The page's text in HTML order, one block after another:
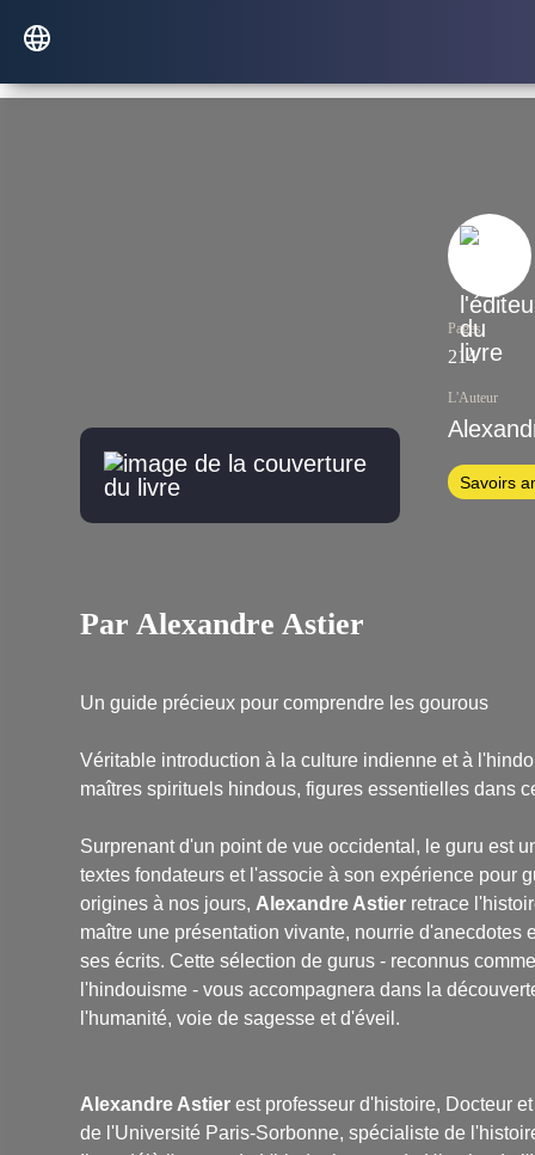
Pages
214
L'Auteur
Savoirs
Par Alexandre Astier
Un guide précieux pour comprendre les gourous
Véritable introduction à la culture indienne et à
maîtres spirituels hindous, figures essentielles dans
Surprenant d'un point de vue occidental, le guru est
textes fondateurs et l'associe à son expérience pour
origines à nos jours, Alexandre Astier retrace
maître une présentation vivante, nourrie d'anecdotes
ses écrits. Cette sélection de gurus - reconnus
l'hindouisme - vous accompagnera dans la
l'humanité, voie de sagesse et d'éveil.
Alexandre Astier est professeur d'histoire, Docteur
de l'Université Paris-Sorbonne, spécialiste de